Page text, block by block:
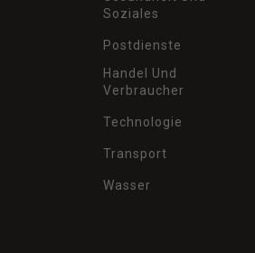
Soziales
Postdienste
Handel Und
Verbraucher
Technologie
Transport
Wasser